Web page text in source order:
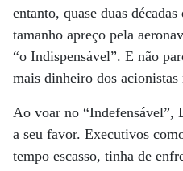
entanto, quase duas
tamanho apreço pela
“o Indispensável”. E não
mais dinheiro dos acionistas
Ao voar no “Indefensável”,
a seu favor. Executivos
tempo escasso, tinha de